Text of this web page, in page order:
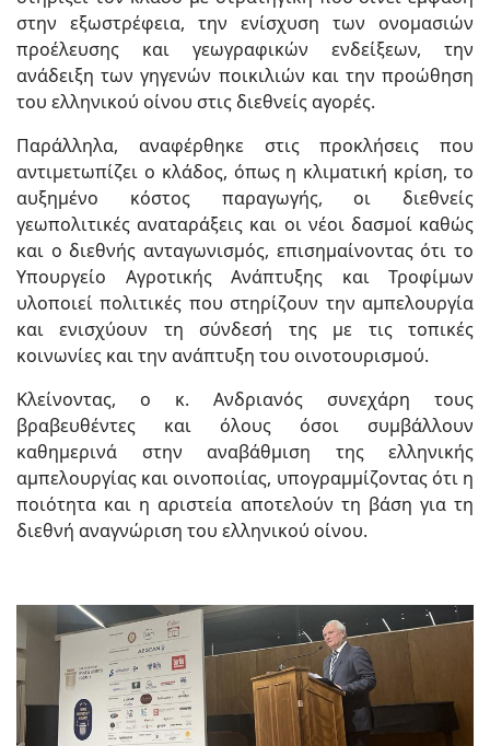
στην εξωστρέφεια, την ενίσχυση των ονομασιών
προέλευσης και γεωγραφικών ενδείξεων, την
ανάδειξη των γηγενών ποικιλιών και την προώθηση
του ελληνικού οίνου στις διεθνείς αγορές.
Παράλληλα, αναφέρθηκε στις προκλήσεις που
αντιμετωπίζει ο κλάδος, όπως η κλιματική κρίση, το
αυξημένο κόστος παραγωγής, οι διεθνείς
γεωπολιτικές αναταράξεις και οι νέοι δασμοί καθώς
και ο διεθνής ανταγωνισμός, επισημαίνοντας ότι το
Υπουργείο Αγροτικής Ανάπτυξης και Τροφίμων
υλοποιεί πολιτικές που στηρίζουν την αμπελουργία
και ενισχύουν τη σύνδεσή της με τις τοπικές
κοινωνίες και την ανάπτυξη του οινοτουρισμού.
Κλείνοντας, ο κ. Ανδριανός συνεχάρη τους
βραβευθέντες και όλους όσοι συμβάλλουν
καθημερινά στην αναβάθμιση της ελληνικής
αμπελουργίας και οινοποιίας, υπογραμμίζοντας ότι η
ποιότητα και η αριστεία αποτελούν τη βάση για τη
διεθνή αναγνώριση του ελληνικού οίνου.